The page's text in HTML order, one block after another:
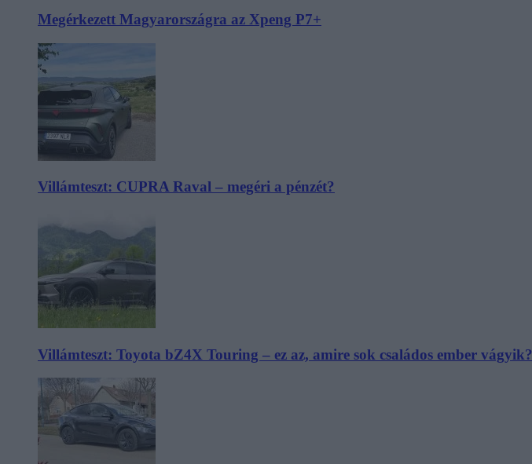
Megérkezett Magyarországra az Xpeng P7+
Villámteszt: CUPRA Raval – megéri a pénzét?
Villámteszt: Toyota bZ4X Touring – ez az, amire sok családos ember vágyik?